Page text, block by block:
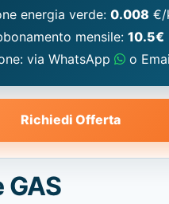
energia verde: 0.008 €/
mensile: 10.5€
via WhatsApp
o
Richiedi Offerta